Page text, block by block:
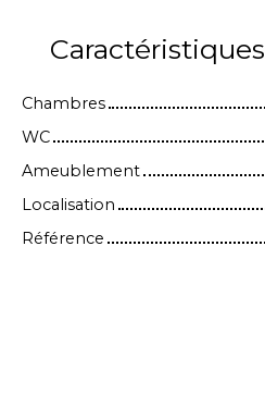
Caractéristiques
Chambres
WC
Ameublement
Localisation
Référence